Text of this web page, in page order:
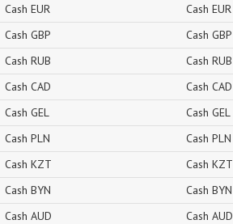
Cash EUR
Cash GBP
Cash RUB
Cash CAD
Cash GEL
Cash PLN
Cash KZT
Cash BYN
Cash AUD
Cash EUR
Cash GBP
Cash RUB
Cash CAD
Cash GEL
Cash PLN
Cash KZT
Cash BYN
Cash AUD